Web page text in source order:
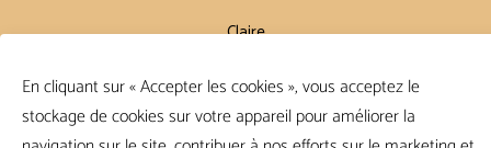
En cliquant sur « Accepter les cookies », vous acceptez le
stockage de cookies sur votre appareil pour améliorer la
Claire
Conditions Générales